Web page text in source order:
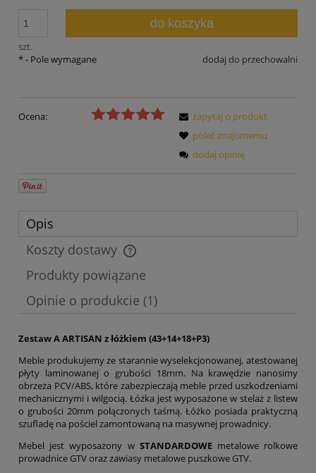
szt.
do koszyka
dodaj do przechowalni
*- Pole wymagane
Ocena:
zapytaj o produkt
poleć znajomemu
dodaj opinię
Opis
Koszty dostawy
Cena nie zawiera ewentualnych kosztów płatności
Produkty powiązane
Opinie o produkcie (1)
Zestaw A ARTISAN z łóżkiem (43+14+18+P3)
Meble produkujemy ze starannie wyselekcjonowanej, atestowanej
płyty laminowanej o grubości 18mm. Na krawędzie nanosimy
obrzeża PCV/ABS, które zabezpieczają meble przed uszkodzeniami
mechanicznymi i wilgocią. Łóżka jest wyposażone w stelaż z listew
o grubości 20mm połączonych taśmą. Łóżko posiada praktyczną
szufladę na pościel zamontowaną na masywnej prowadnicy.
Mebel jest wyposażony w STANDARDOWEmetalowe rolkowe
prowadnice GTV oraz zawiasy metalowe puszkowe GTV.